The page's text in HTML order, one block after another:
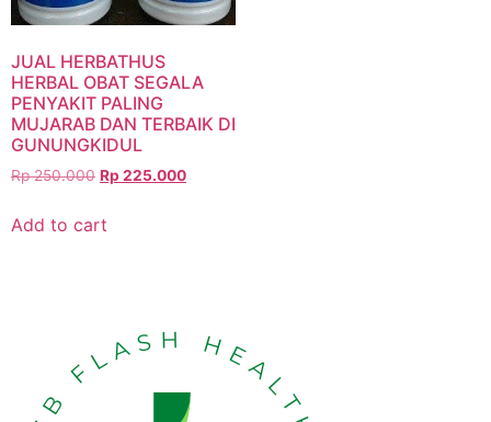
JUAL HERBATHUS
HERBAL OBAT SEGALA
PENYAKIT PALING
MUJARAB DAN TERBAIK DI
GUNUNGKIDUL
Rp250.000 Rp 225.000
Add to cart